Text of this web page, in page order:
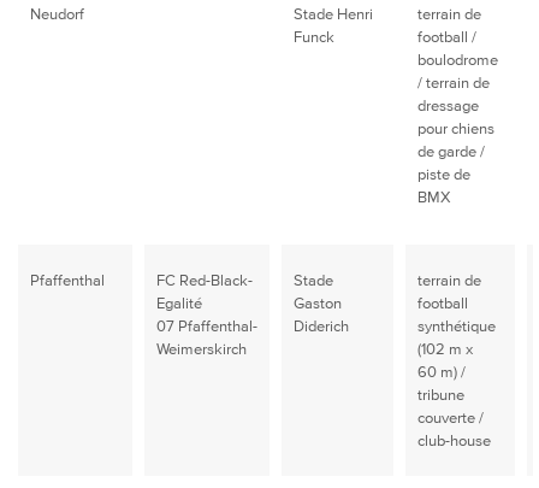
Neudorf
Stade Henri
Funck
terrain de
football /
boulodrome
/ terrain de
dressage
pour chiens
de garde /
piste de
BMX
Pfaffenthal
FC Red-Black-
Egalité
07 Pfaffenthal-
Weimerskirch
Stade
Gaston
Diderich
terrain de
football
synthétique
(102 m x
60 m) /
tribune
couverte /
club-house